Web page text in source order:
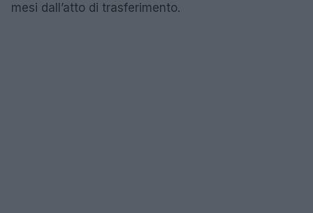
mesi dall’atto di trasferimento.